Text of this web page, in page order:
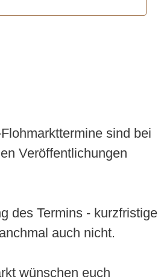
sind bei
Veröffentlichungen
des Termins - kurzfristige
auch nicht.
wünschen euch